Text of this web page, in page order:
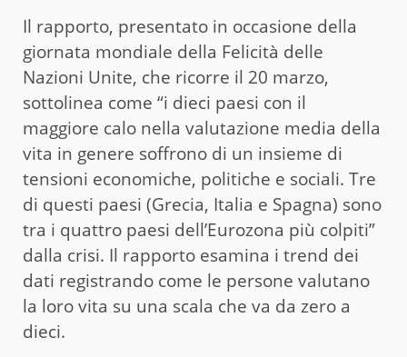
Il rapporto, presentato in occasione della
giornata mondiale della Felicità delle
Nazioni Unite, che ricorre il 20 marzo,
sottolinea come “i dieci paesi con il
maggiore calo nella valutazione media della
vita in genere soffrono di un insieme di
tensioni economiche, politiche e sociali. Tre
di questi paesi (Grecia, Italia e Spagna) sono
tra i quattro paesi dell’Eurozona più colpiti”
dalla crisi. Il rapporto esamina i trend dei
dati registrando come le persone valutano
la loro vita su una scala che va da zero a
dieci.